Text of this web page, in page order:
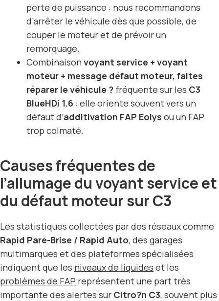
perte de puissance : nous recommandons
d’arrêter le véhicule dès que possible, de
couper le moteur et de prévoir un
remorquage.
Combinaison voyant service + voyant
moteur + message défaut moteur, faites
réparer le véhicule ? fréquente sur les C3
BlueHDi 1.6 : elle oriente souvent vers un
défaut d’additivation FAP Eolys ou un FAP
trop colmaté.
Causes fréquentes de
l’allumage du voyant service et
du défaut moteur sur C3
Les statistiques collectées par des réseaux comme
Rapid Pare-Brise / Rapid Auto, des garages
multimarques et des plateformes spécialisées
indiquent que les niveaux de liquides et les
problèmes de FAP représentent une part très
importante des alertes sur Citro?n C3, souvent plus